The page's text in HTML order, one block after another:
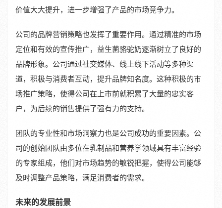
价值大大提升，进一步增强了产品的市场竞争力。
公司的品牌营销策略也发挥了重要作用。通过精准的市场
定位和有效的宣传推广，益生菌骆驼奶逐渐树立了良好的
品牌形象。公司通过社交媒体、线上线下活动等多种渠
道，积极与消费者互动，提升品牌知名度。这种积极的市
场推广策略，使得公司在上市前就积累了大量的忠实客
户，为后续的销售提供了强有力的支持。
团队的专业性和市场洞察力也是公司成功的重要因素。公
司的创始团队由多位在乳制品和营养学领域具有丰富经验
的专家组成，他们对市场趋势的敏锐把握，使得公司能够
及时调整产品策略，满足消费者的需求。
未来的发展前景